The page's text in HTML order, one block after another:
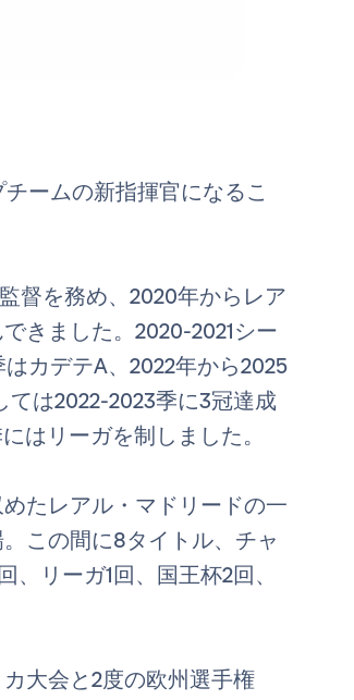
ームの新指揮官になるこ
督を務め、2020年からレア
きました。2020-2021シー
カデテA、2022年から2025
は2022-2023季に3冠達成
はリーガを制しました。
たレアル・マドリードの一
この間に8タイトル、チャ
リーガ1回、国王杯2回、
大会と2度の欧州選手権